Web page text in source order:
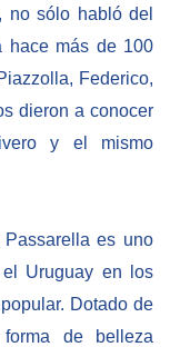
no sólo habló del
hace m s de 100
Federico,
dieron a conocer
y el mismo
es uno
Uruguay en los
Dotado de
de belleza